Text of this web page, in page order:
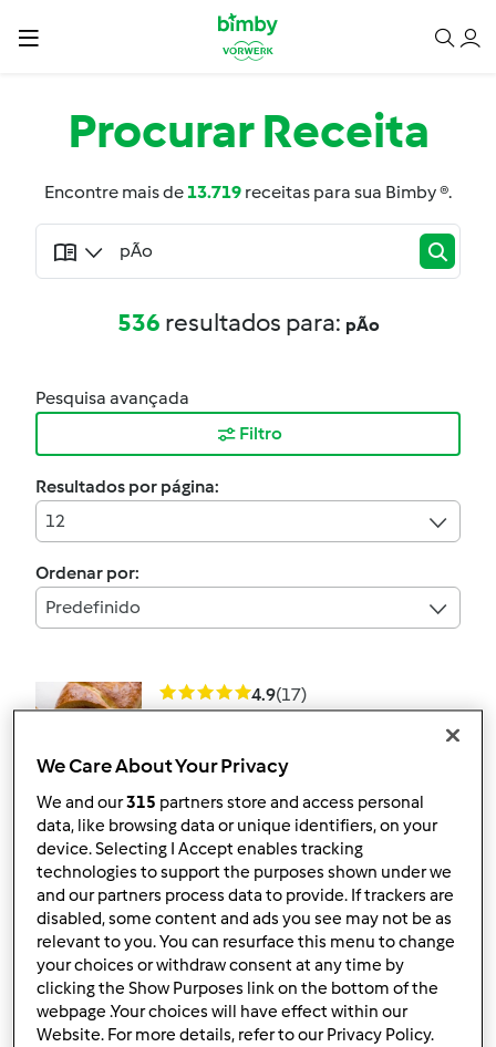
ProcurarReceita
Encontre mais de13.719 receitas para sua Bimby ®.
536 resultados para: pÃo
Pesquisa avançada
Filtro
Resultados por página:
12
Ordenar por:
Predefinido
4.9(17)
Pão Recheado
14 13 Médio 13min
4.9(8)
Oficialmente testada
Pão muesli
porEquipa Bimby
We Care About Your Privacy
We and our315 partners store and access personal
data, like browsing data or unique identifiers, on your
device. Selecting I Accept enables tracking
technologies to support the purposes shown under we
and our partners process data to provide. If trackers are
disabled, some content and ads you see may not be as
relevant to you. You can resurface this menu to change
your choices or withdraw consent at any time by
clicking the Show Purposes link on the bottom of the
webpage .Your choices will have effect within our
Website. For more details, refer to our Privacy Policy.